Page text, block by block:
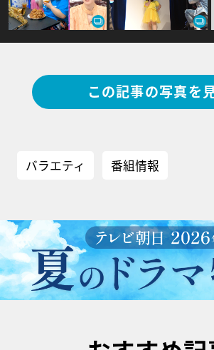
この記事の写真を
バラエティ 番組情報